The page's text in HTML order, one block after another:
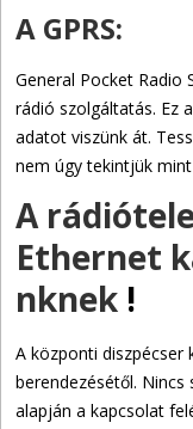
A GPRS:
General Pocket Radio
rádió szolgáltatás. Ez
adatot viszünk át.
nem úgy tekintjük
A
Ethernet
nknek !
A központi
berendezésétől.
alapján a kapcsolat